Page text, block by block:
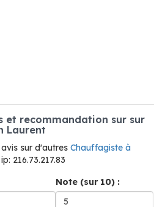
et recommandation sur sur
Laurent
sur d'autres Chauffagiste à
216.73.217.83
Note (sur 10) :